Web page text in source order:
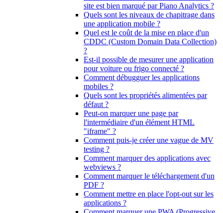
site est bien marqué par Piano Analytics ?
Quels sont les niveaux de chapitrage dans
une application mobile ?
Quel est le coût de la mise en place d'un
CDDC (Custom Domain Data Collection)
?
Est-il possible de mesurer une application
pour voiture ou frigo connecté ?
Comment débugguer les applications
mobiles ?
Quels sont les propriétés alimentées par
défaut ?
Peut-on marquer une page par
l'intermédiaire d'un élément HTML
"iframe" ?
Comment puis-je créer une vague de MV
testing ?
Comment marquer des applications avec
webviews ?
Comment marquer le téléchargement d'un
PDF ?
Comment mettre en place l'opt-out sur les
applications ?